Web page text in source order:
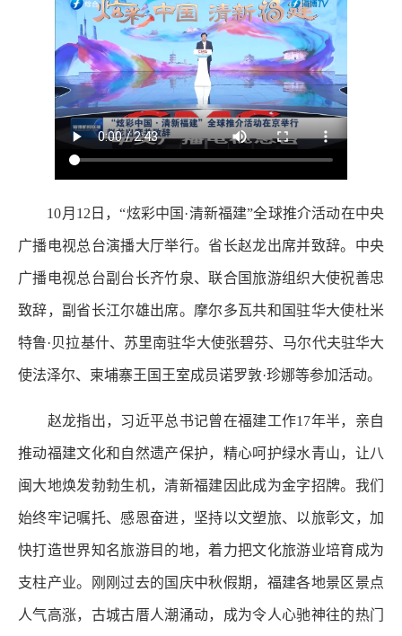
10月12日，“炫彩中国·清新福建”全球推介活动在中央
广播电视总台演播大厅举行。省长赵龙出席并致辞。中央
广播电视总台副台长齐竹泉、联合国旅游组织大使祝善忠
致辞，副省长江尔雄出席。摩尔多瓦共和国驻华大使杜米
特鲁·贝拉基什、苏里南驻华大使张碧芬、马尔代夫驻华大
使法泽尔、柬埔寨王国王室成员诺罗敦·珍娜等参加活动。
赵龙指出，习近平总书记曾在福建工作17年半，亲自
推动福建文化和自然遗产保护，精心呵护绿水青山，让八
闽大地焕发勃勃生机，清新福建因此成为金字招牌。我们
始终牢记嘱托、感恩奋进，坚持以文塑旅、以旅彰文，加
快打造世界知名旅游目的地，着力把文化旅游业培育成为
支柱产业。刚刚过去的国庆中秋假期，福建各地景区景点
人气高涨，古城古厝人潮涌动，成为令人心驰神往的热门